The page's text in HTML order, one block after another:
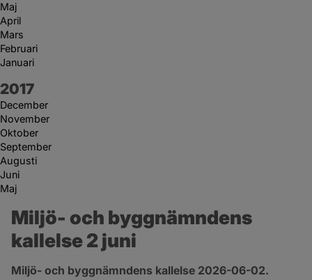
Maj
April
Mars
Februari
Januari
År:
2017
December
November
Oktober
September
Augusti
Juni
Maj
Miljö- och byggnämndens
kallelse 2 juni
Miljö- och byggnämndens kallelse 2026-06-02.